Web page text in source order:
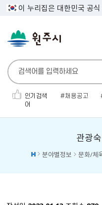
이 누리집은 대한민국 공
인기검색
어
채용공고
관광
분야별정보 문화/체